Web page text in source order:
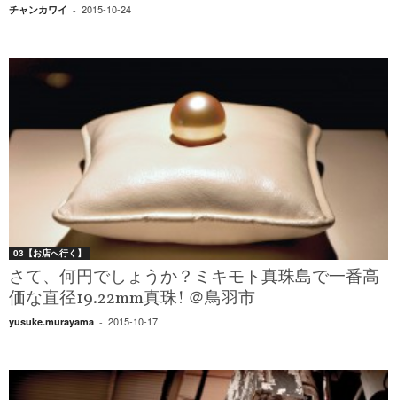
チャンカワイ - 2015-10-24
03【お店へ行く】
さて、何円でしょうか？ミキモト真珠島で一番高
価な直径19.22mm真珠! ＠鳥羽市
yusuke.murayama - 2015-10-17